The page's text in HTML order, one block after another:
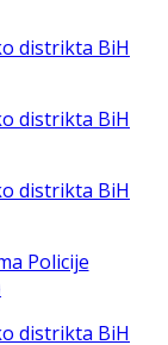
distrikta BiH
distrikta BiH
distrikta BiH
Policije
distrikta BiH